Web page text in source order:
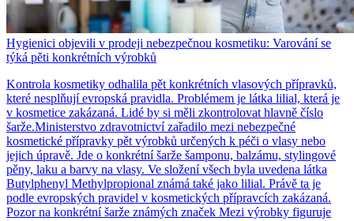
Hygienici objevili v prodeji nebezpečnou kosmetiku: Varování se
týká pěti konkrétních výrobků
Kontrola kosmetiky odhalila pět konkrétních vlasových přípravků,
které nesplňují evropská pravidla. Problémem je látka lilial, která je
v kosmetice zakázaná. Lidé by si měli zkontrolovat hlavně číslo
šarže.Ministerstvo zdravotnictví zařadilo mezi nebezpečné
kosmetické přípravky pět výrobků určených k péči o vlasy nebo
jejich úpravě. Jde o konkrétní šarže šamponu, balzámu, stylingové
pěny, laku a barvy na vlasy. Ve složení všech byla uvedena látka
Butylphenyl Methylpropional známá také jako lilial. Právě ta je
podle evropských pravidel v kosmetických přípravcích zakázaná.
Pozor na konkrétní šarže známých značek Mezi výrobky figuruje